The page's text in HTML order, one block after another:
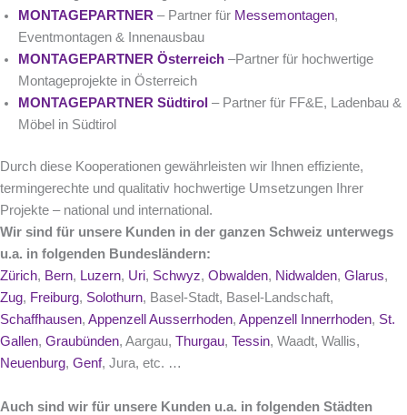
MONTAGEPARTNER – Partner für Messemontagen,
Eventmontagen & Innenausbau
MONTAGEPARTNER Österreich –Partner für hochwertige
Montageprojekte in Österreich
MONTAGEPARTNER Südtirol – Partner für FF&E, Ladenbau &
Möbel in Südtirol
Durch diese Kooperationen gewährleisten wir Ihnen effiziente,
termingerechte und qualitativ hochwertige Umsetzungen Ihrer
Projekte – national und international.
Wir sind für unsere Kunden in der ganzen Schweiz unterwegs
u.a. in folgenden Bundesländern:
Zürich, Bern, Luzern, Uri, Schwyz, Obwalden, Nidwalden, Glarus,
Zug, Freiburg, Solothurn, Basel-Stadt, Basel-Landschaft,
Schaffhausen, Appenzell Ausserrhoden, Appenzell Innerrhoden, St.
Gallen, Graubünden, Aargau, Thurgau, Tessin, Waadt, Wallis,
Neuenburg, Genf, Jura, etc. …
Auch sind wir für unsere Kunden u.a. in folgenden Städten